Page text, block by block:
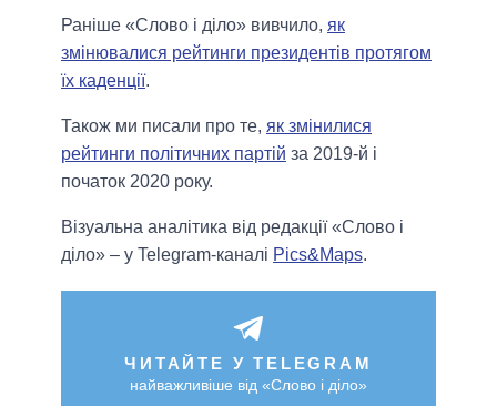
Раніше «Слово і діло» вивчило, як
змінювалися рейтинги президентів протягом
їх каденції.
Також ми писали про те, як змінилися
рейтинги політичних партій за 2019-й і
початок 2020 року.
Візуальна аналітика від редакції «Слово і
діло» – у Telegram-каналі Pics&Maps.
ЧИТАЙТЕ У TELEGRAM
найважливіше від «Слово і діло»